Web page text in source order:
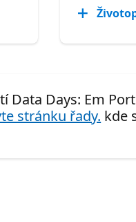
Data Days: Em
stránku řady. kde